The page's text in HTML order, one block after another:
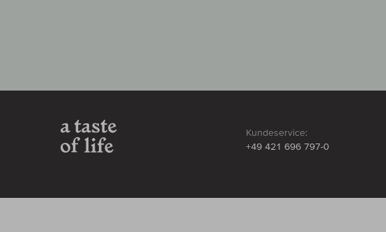
Kundeservice:
+49 421 696 797-0